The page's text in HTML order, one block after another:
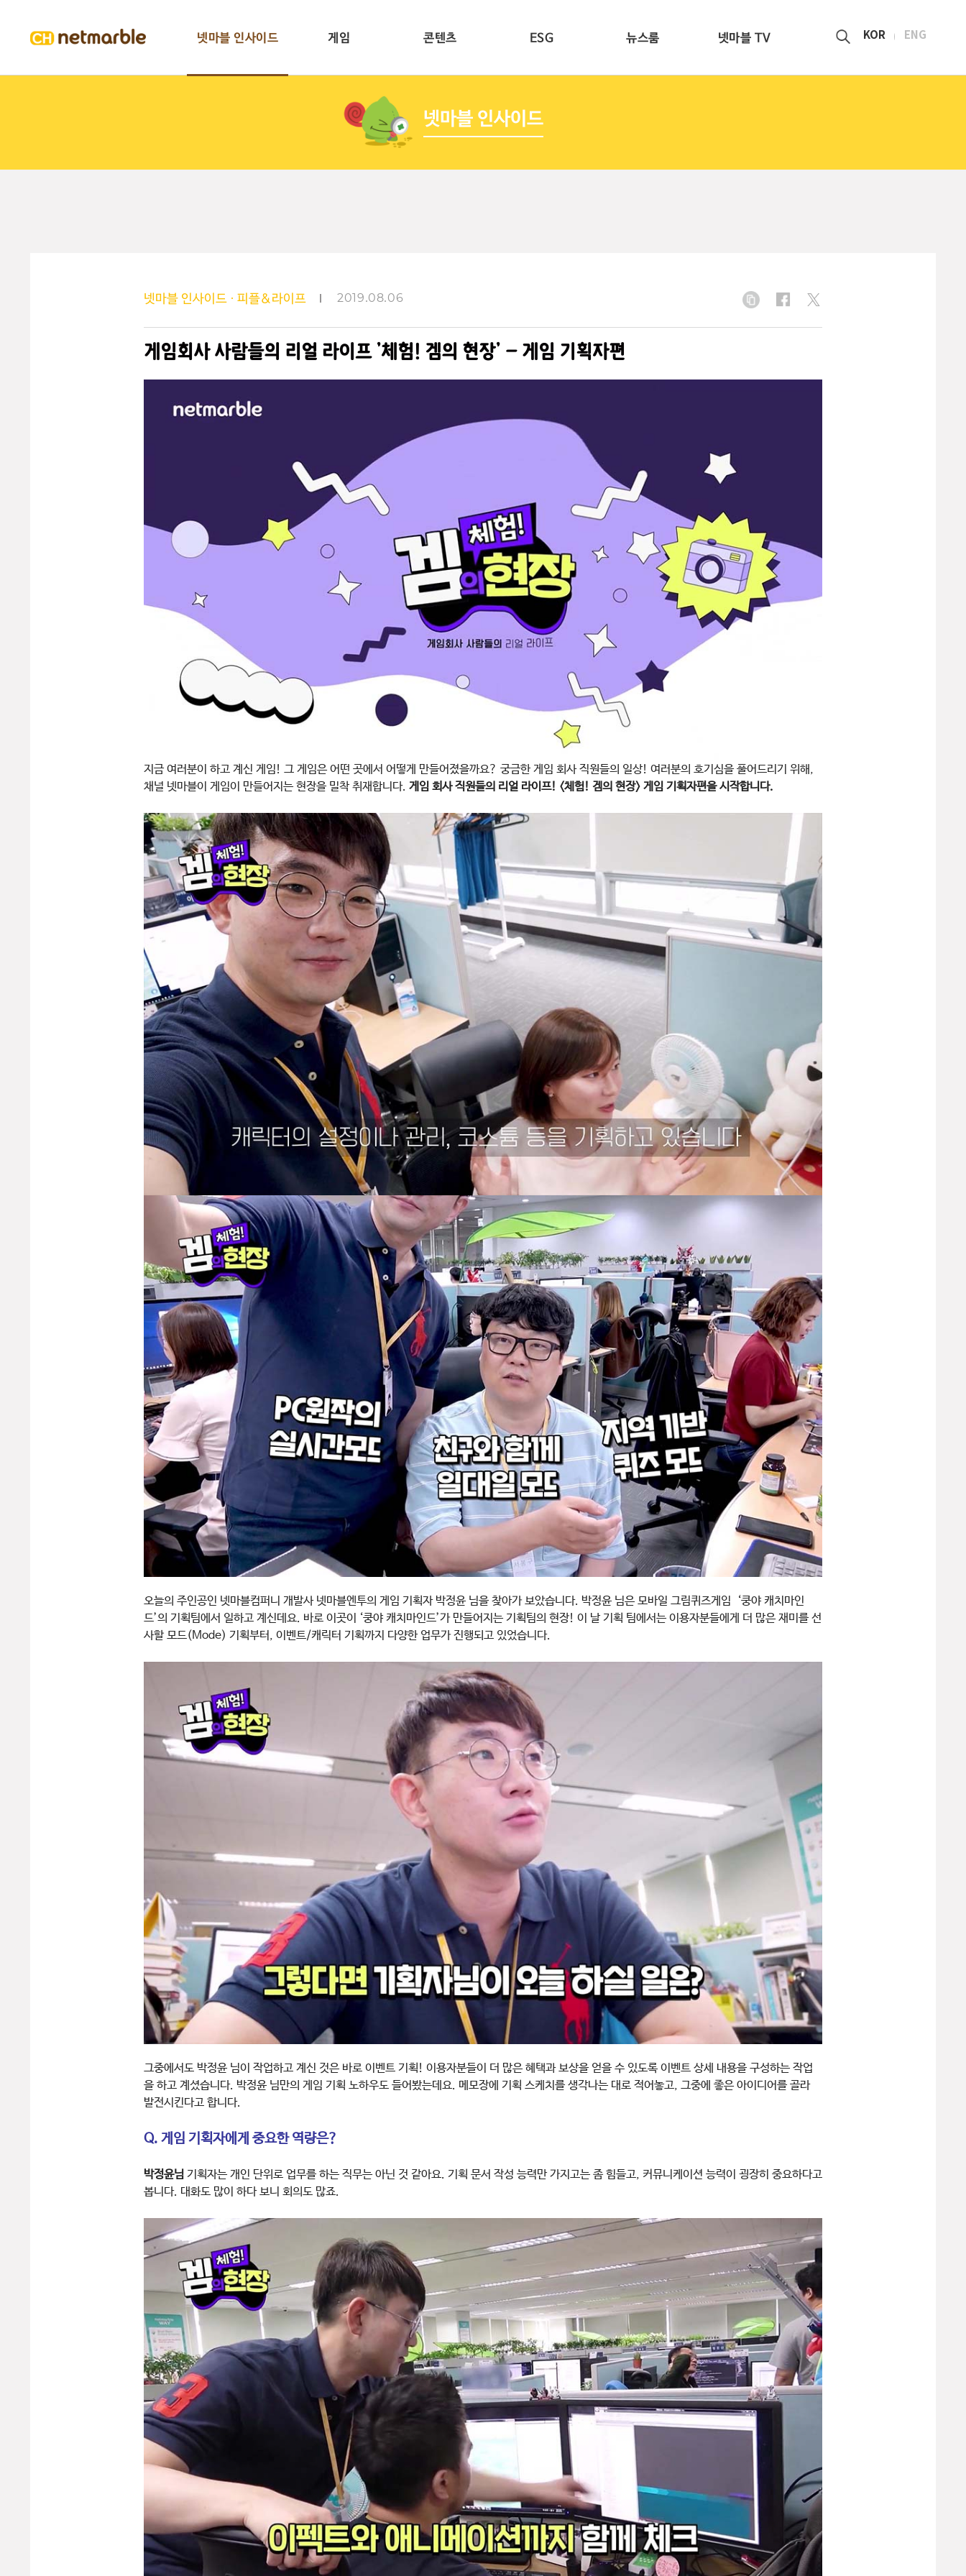
KOR ENG
넷마블 인사이드 게임 콘텐츠 ESG 뉴스룸 넷마블 TV
넷마블 인사이드
게임회사 사람들의 리얼 라이프 '체험! 겜의 현장' - 게임 기획자편
넷마블 인사이드 · 피플&라이프 2019.08.06
url
유
페
이
북
트
위
지금 여러분이 하고 계신 게임! 그 게임은 어떤 곳에서 어떻게 만들어졌을까요? 궁금한 게임 회사 직원들의 일상! 여러분의 호기심을 풀어드리기 위해,
채널 넷마블이 게임이 만들어지는 현장을 밀착 취재합니다. 게임 회사 직원들의 리얼 라이프! <체험! 겜의 현장> 게임 기획자편을 시작합니다.
오늘의 주인공인 넷마블컴퍼니 개발사 넷마블엔투의 게임 기획자 박정윤 님을 찾아가 보았습니다. 박정윤 님은 모바일 그림퀴즈게임 ‘쿵야 캐치마인
드’의 기획팀에서 일하고 계신데요. 바로 이곳이 ‘쿵야 캐치마인드’가 만들어지는 기획팀의 현장! 이 날 기획 팀에서는 이용자분들에게 더 많은 재미를 선
사할 모드(Mode) 기획부터, 이벤트/캐릭터 기획까지 다양한 업무가 진행되고 있었습니다.
그중에서도 박정윤 님이 작업하고 계신 것은 바로 이벤트 기획! 이용자분들이 더 많은 혜택과 보상을 얻을 수 있도록 이벤트 상세 내용을 구성하는 작업
을 하고 계셨습니다. 박정윤 님만의 게임 기획 노하우도 들어봤는데요. 메모장에 기획 스케치를 생각나는 대로 적어놓고, 그중에 좋은 아이디어를 골라
발전시킨다고 합니다.
Q. 게임 기획자에게 중요한 역량은?
박정윤님 기획자는 개인 단위로 업무를 하는 직무는 아닌 것 같아요. 기획 문서 작성 능력만 가지고는 좀 힘들고, 커뮤니케이션 능력이 굉장히 중요하다고
봅니다. 대화도 많이 하다 보니 회의도 많죠.